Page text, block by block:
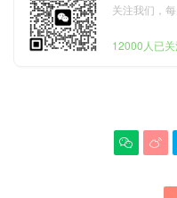
关注我们，
12000人已关
 